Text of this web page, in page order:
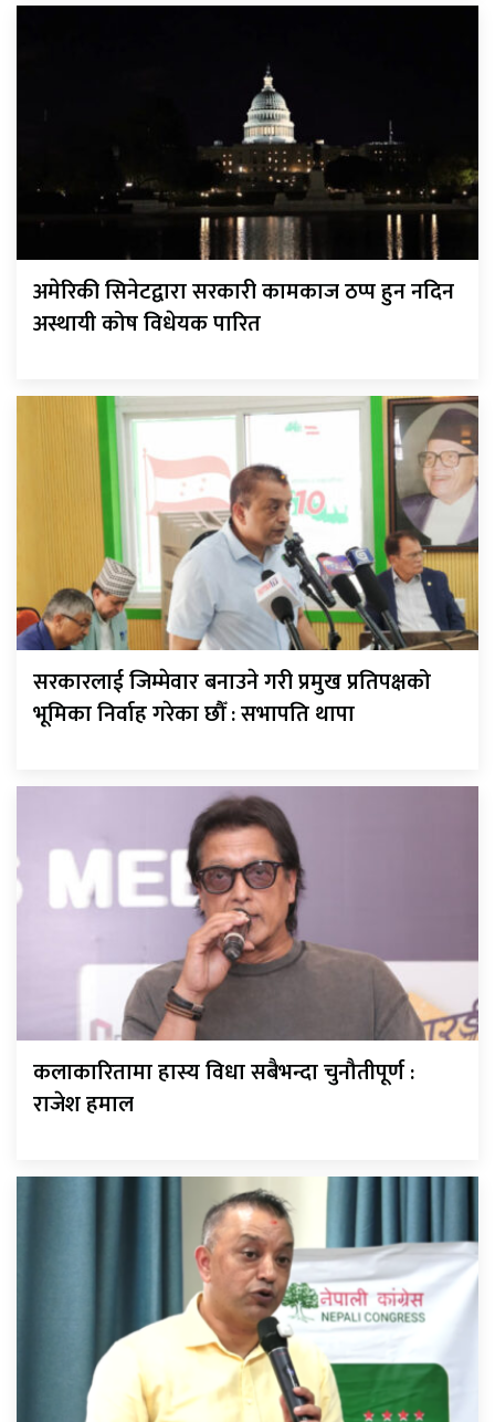
अमेरिकी सिनेटद्वारा सरकारी कामकाज ठप्प हुन नदिन
अस्थायी कोष विधेयक पारित
सरकारलाई जिम्मेवार बनाउने गरी प्रमुख प्रतिपक्षको
भूमिका निर्वाह गरेका छौँ : सभापति थापा
कलाकारितामा हास्य विधा सबैभन्दा चुनौतीपूर्ण :
राजेश हमाल